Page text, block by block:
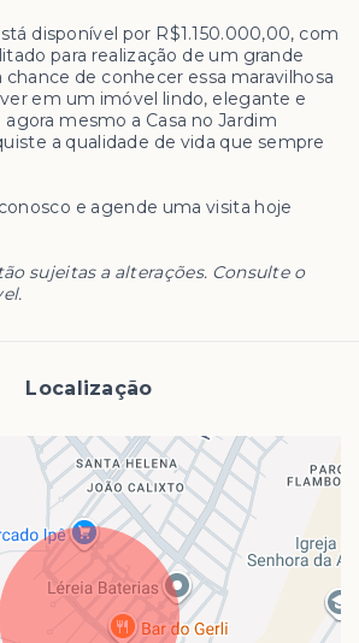
disponível por R$1.150.000,00, com
para realização de um grande
chance de conhecer essa maravilhosa
em um imóvel lindo, elegante e
mesmo a Casa no Jardim
a qualidade de vida que sempre
e agende uma visita hoje
sujeitas a alterações. Consulte o
Localização